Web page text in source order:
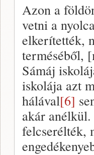
Azon a
vetni a
elkerítették,
terméséből,
Sámáj
iskolája azt
hálával[6]
akár
felcserélték,